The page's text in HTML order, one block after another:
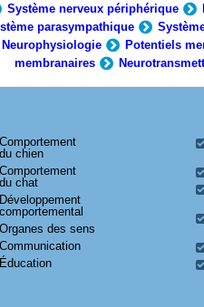
Système nerveux périphérique
parasympathique
Neurophysiologie Potentiels
membranaires
Comportement
du chien
Comportement
du chat
Développement
comportemental
Organes des sens
Communication
Éducation